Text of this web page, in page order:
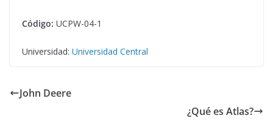
Código: UCPW-04-1
Universidad: Universidad Central
John Deere
¿Qué es Atlas?